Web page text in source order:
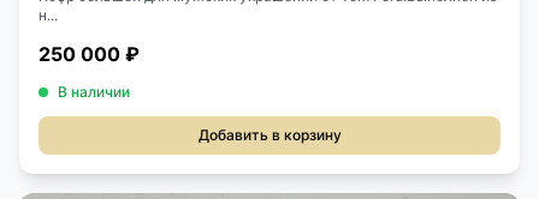
н...
250 000 ₽
В наличии
Добавить в корзину